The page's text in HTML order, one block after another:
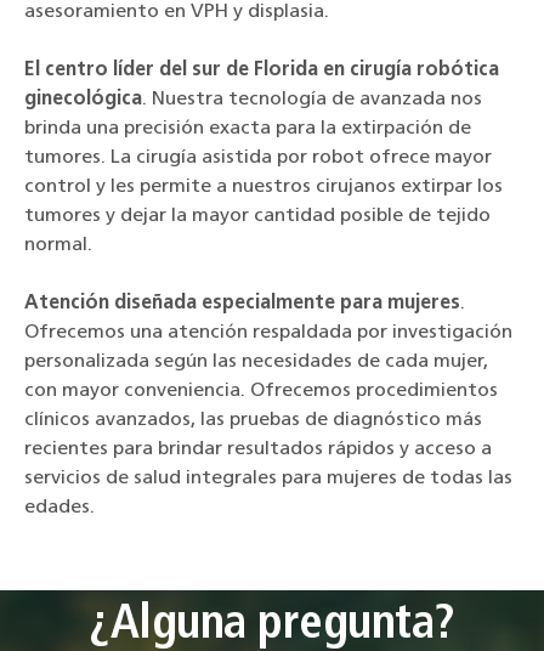
asesoramiento en VPH y displasia.
El centro líder del sur de Florida en cirugía robótica
ginecológica. Nuestra tecnología de avanzada nos
brinda una precisión exacta para la extirpación de
tumores. La cirugía asistida por robot ofrece mayor
control y les permite a nuestros cirujanos extirpar los
tumores y dejar la mayor cantidad posible de tejido
normal.
Atención diseñada especialmente para mujeres.
Ofrecemos una atención respaldada por investigación
personalizada según las necesidades de cada mujer,
con mayor conveniencia. Ofrecemos procedimientos
clínicos avanzados, las pruebas de diagnóstico más
recientes para brindar resultados rápidos y acceso a
servicios de salud integrales para mujeres de todas las
edades.
¿Alguna pregunta?